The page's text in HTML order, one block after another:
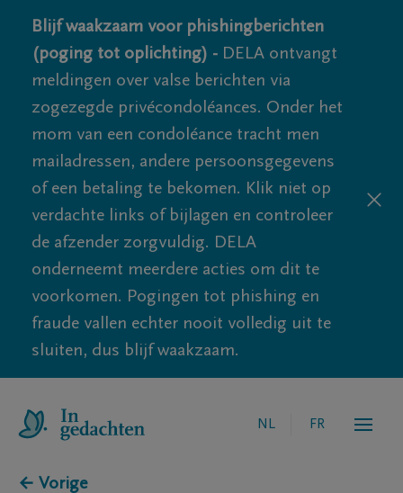
Blijf waakzaam voor phishingberichten
(poging tot oplichting) - DELA ontvangt
meldingen over valse berichten via
zogezegde privécondoléances. Onder het
mom van een condoléance tracht men
mailadressen, andere persoonsgegevens
of een betaling te bekomen. Klik niet op
verdachte links of bijlagen en controleer
de afzender zorgvuldig. DELA
onderneemt meerdere acties om dit te
voorkomen. Pogingen tot phishing en
fraude vallen echter nooit volledig uit te
sluiten, dus blijf waakzaam.
NL FR
← Vorige